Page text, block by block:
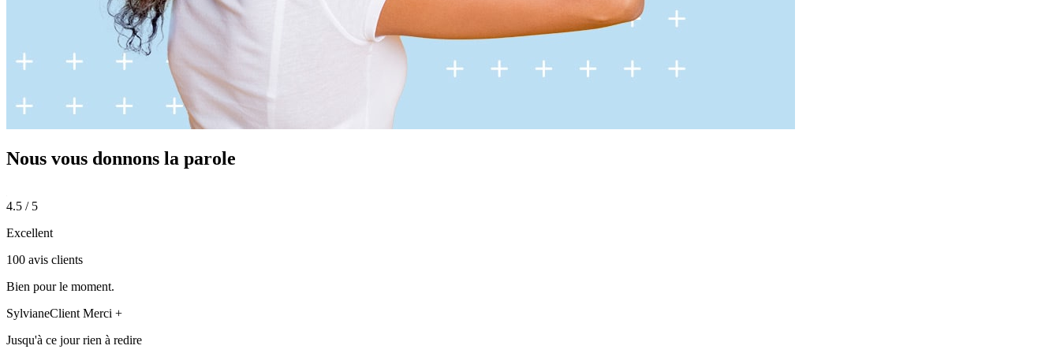
Nous vous donnons la parole
4.5 / 5
Excellent
100 avis clients
Bien pour le moment.
SylvianeClient Merci +
Jusqu'à ce jour rien à redire